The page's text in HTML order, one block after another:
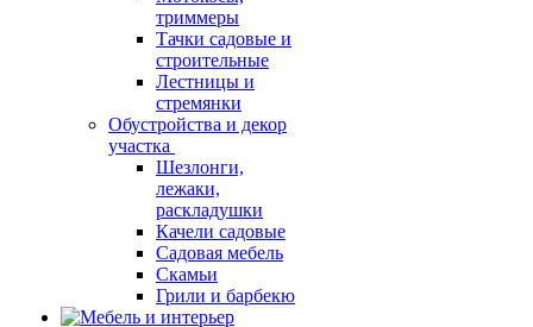
триммеры
Тачки садовые и
строительные
Лестницы и
стремянки
Обустройства и декор
участка
Шезлонги,
лежаки,
раскладушки
Качели садовые
Садовая мебель
Скамьи
Грили и барбекю